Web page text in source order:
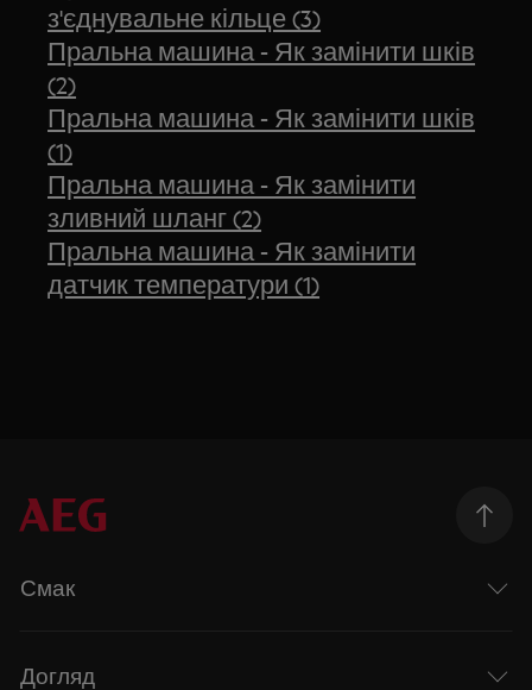
з'єднувальне кільце (3)
Пральна машина - Як замінити шків
(2)
Пральна машина - Як замінити шків
(1)
Пральна машина - Як замінити
зливний шланг (2)
Пральна машина - Як замінити
датчик температури (1)
Смак
Догляд